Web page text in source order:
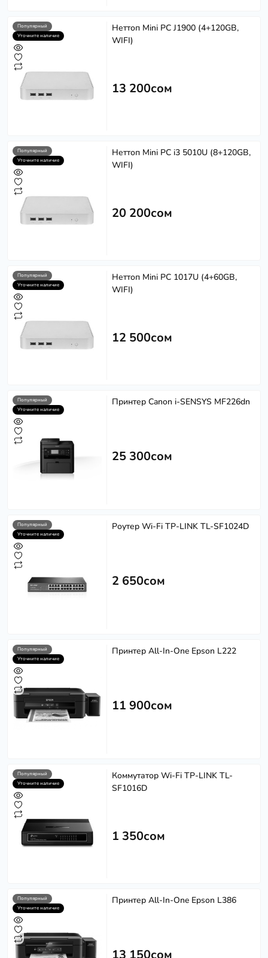
Популярный
Уточните наличие
Неттоп Mini PC J1900 (4+120GB,
WIFI)
13 200сом
Популярный
Уточните наличие
Неттоп Mini PC i3 5010U (8+120GB,
WIFI)
20 200сом
Популярный
Уточните наличие
Неттоп Mini PC 1017U (4+60GB,
WIFI)
12 500сом
Популярный
Уточните наличие
Принтер Canon i-SENSYS MF226dn
25 300сом
Популярный
Уточните наличие
Роутер Wi-Fi TP-LINK TL-SF1024D
2 650сом
Популярный
Уточните наличие
Принтер All-In-One Epson L222
11 900сом
Популярный
Уточните наличие
Коммутатор Wi-Fi TP-LINK TL-
SF1016D
1 350сом
Популярный
Уточните наличие
Принтер All-In-One Epson L386
13 150сом